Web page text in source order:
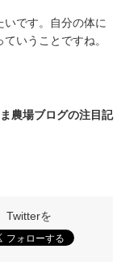
です。自分の体に
いうことですね。
農場ブログの注目記